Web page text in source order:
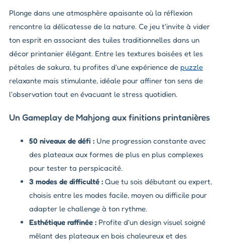
Plonge dans une atmosphère apaisante où la réflexion
rencontre la délicatesse de la nature. Ce jeu t'invite à vider
ton esprit en associant des tuiles traditionnelles dans un
décor printanier élégant. Entre les textures boisées et les
pétales de sakura, tu profites d'une expérience de puzzle
relaxante mais stimulante, idéale pour affiner ton sens de
l'observation tout en évacuant le stress quotidien.
Un Gameplay de Mahjong aux finitions printanières
50 niveaux de défi : Une progression constante avec
des plateaux aux formes de plus en plus complexes
pour tester ta perspicacité.
3 modes de difficulté : Que tu sois débutant ou expert,
choisis entre les modes facile, moyen ou difficile pour
adapter le challenge à ton rythme.
Esthétique raffinée : Profite d'un design visuel soigné
mêlant des plateaux en bois chaleureux et des